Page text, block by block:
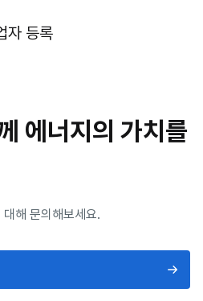
자 등록
에너지의 가치를
해 문의해보세요.